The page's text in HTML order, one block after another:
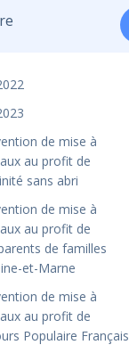
de mise à
au profit de
sans abri
de mise à
au profit de
de familles
et-Marne
de mise à
au profit de
Populaire Français